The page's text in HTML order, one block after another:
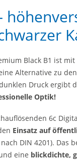
Black B1 ist
Alternative zu
Druck ergibt
Optik!
6c
Einsatz auf
nach DIN 4201). Das
eine blickdichte,